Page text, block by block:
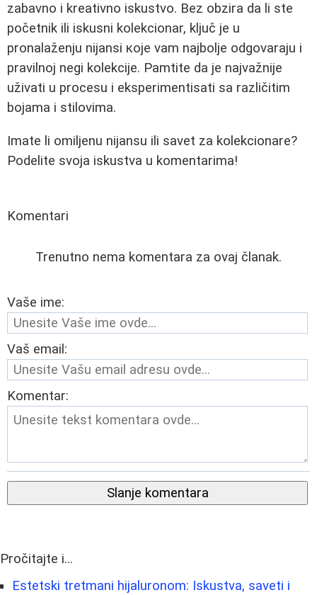
zabavno i kreativno iskustvo. Bez obzira da li ste
početnik ili iskusni kolekcionar, ključ je u
pronalaženju nijansi које vam najbolje odgovaraju i
pravilnoj negi kolekcije. Pamtite da je najvažnije
uživati u procesu i eksperimentisati sa različitim
bojama i stilovima.
Imate li omiljenu nijansu ili savet za kolekcionare?
Podelite svoja iskustva u komentarima!
Komentari
Trenutno nema komentara za ovaj članak.
Vaše ime:
Vaš email:
Komentar:
Slanje komentara
Pročitajte i...
Estetski tretmani hijaluronom: Iskustva, saveti i